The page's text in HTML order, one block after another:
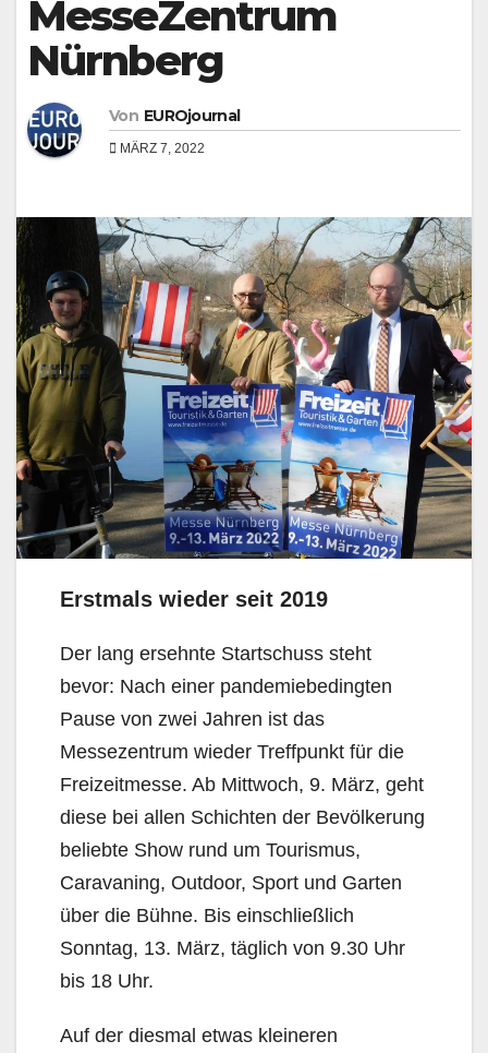
MesseZentrum
Nürnberg
Von EUROjournal
MÄRZ 7, 2022
Erstmals wieder seit 2019
Der lang ersehnte Startschuss steht
bevor: Nach einer pandemiebedingten
Pause von zwei Jahren ist das
Messezentrum wieder Treffpunkt für die
Freizeitmesse. Ab Mittwoch, 9. März, geht
diese bei allen Schichten der Bevölkerung
beliebte Show rund um Tourismus,
Caravaning, Outdoor, Sport und Garten
über die Bühne. Bis einschließlich
Sonntag, 13. März, täglich von 9.30 Uhr
bis 18 Uhr.
Auf der diesmal etwas kleineren